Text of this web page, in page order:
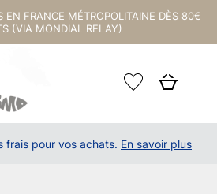
EN FRANCE MÉTROPOLITAINE DÈS 80€
(VIA MONDIAL RELAY)
frais pour vos achats. En savoir plus